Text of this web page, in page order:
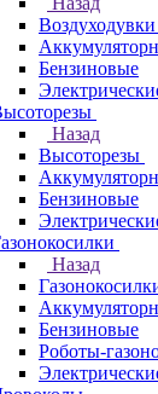
Воздуходувки
Бензиновые
Назад
Высоторезы
Бензиновые
Назад
Бензиновые
Роботы-